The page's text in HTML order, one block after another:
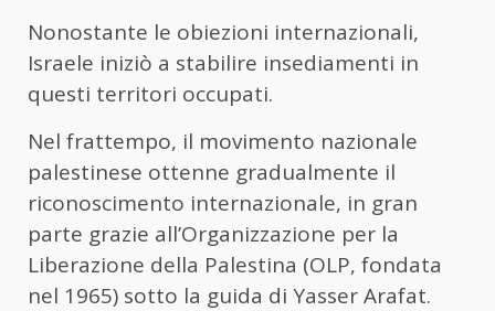
Nonostante le obiezioni internazionali,
Israele iniziò a stabilire insediamenti in
questi territori occupati.
Nel frattempo, il movimento nazionale
palestinese ottenne gradualmente il
riconoscimento internazionale, in gran
parte grazie all’Organizzazione per la
Liberazione della Palestina (OLP, fondata
nel 1965) sotto la guida di Yasser Arafat.